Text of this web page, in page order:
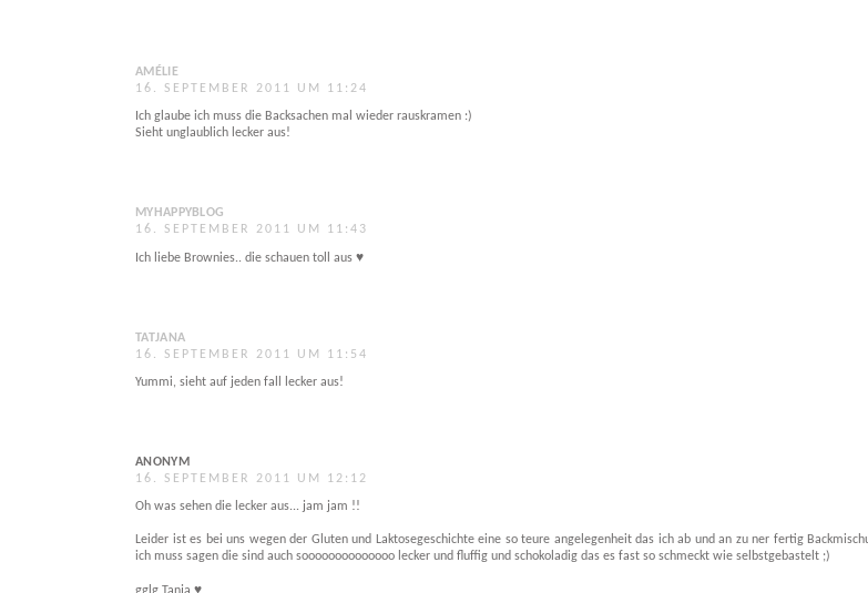
AMÉLIE
16. SEPTEMBER 2011 UM 11:24
Ich glaube ich muss die Backsachen mal wieder rauskramen :)
Sieht unglaublich lecker aus!
MYHAPPYBLOG
16. SEPTEMBER 2011 UM 11:43
Ich liebe Brownies.. die schauen toll aus ♥
TATJANA
16. SEPTEMBER 2011 UM 11:54
Yummi, sieht auf jeden fall lecker aus!
ANONYM
16. SEPTEMBER 2011 UM 12:12
Oh was sehen die lecker aus... jam jam !!
Leider ist es bei uns wegen der Gluten und Laktosegeschichte eine so teure angelegenheit das ich ab und an zu ner fertig
ich muss sagen die sind auch soooooooooooooo lecker und fluffig und schokoladig das es fast so schmeckt wie selbstgebastelt ;)